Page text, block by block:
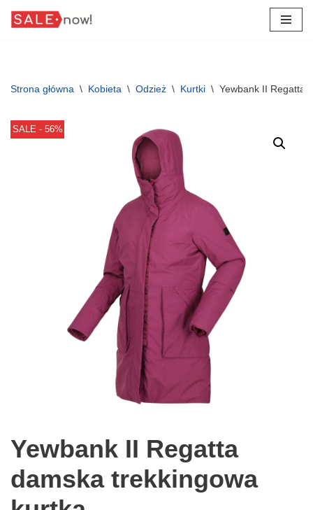
Strona główna \ Kobieta \ Odzież \ Kurtki \ Yewbank II Regatta
SALE - 56%
Yewbank II Regatta
damska trekkingowa